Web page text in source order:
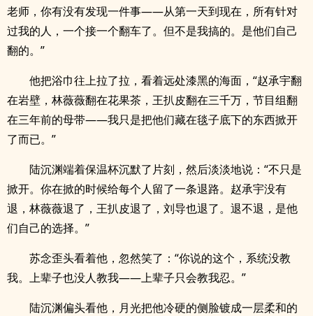
老师，你有没有发现一件事——从第一天到现在，所有针对
过我的人，一个接一个翻车了。但不是我搞的。是他们自己
翻的。”
他把浴巾往上拉了拉，看着远处漆黑的海面，“赵承宇翻
在岩壁，林薇薇翻在花果茶，王扒皮翻在三千万，节目组翻
在三年前的母带——我只是把他们藏在毯子底下的东西掀开
了而已。”
陆沉渊端着保温杯沉默了片刻，然后淡淡地说：“不只是
掀开。你在掀的时候给每个人留了一条退路。赵承宇没有
退，林薇薇退了，王扒皮退了，刘导也退了。退不退，是他
们自己的选择。”
苏念歪头看着他，忽然笑了：“你说的这个，系统没教
我。上辈子也没人教我——上辈子只会教我忍。”
陆沉渊偏头看他，月光把他冷硬的侧脸镀成一层柔和的